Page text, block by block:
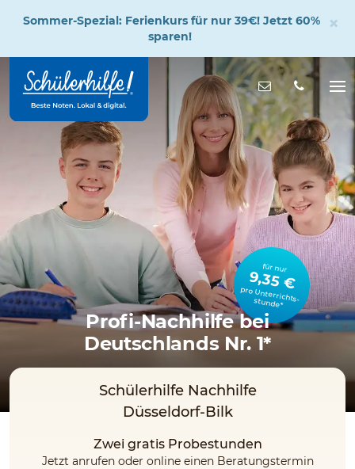
Hauptinhalt
Nachricht
für nur
9,35 €
pro Unterrichts­stunde*
Profi-Nachhilfe bei
Deutschlands Nr. 1*
Schülerhilfe Nachhilfe
Düsseldorf-Bilk
Zwei gratis Probestunden
Jetzt anrufen oder online einen Beratungstermin
Sommer-Spezial: Ferienkurs für nur 39€! Jetzt 60%
sparen!
×